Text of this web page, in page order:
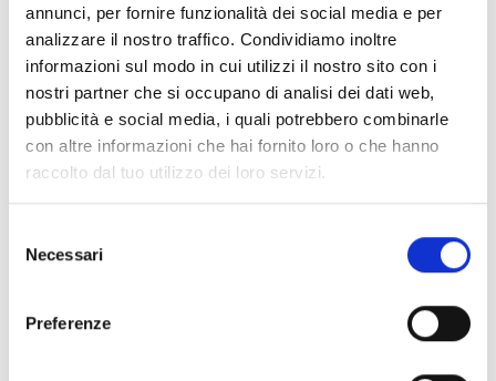
annunci, per fornire funzionalità dei social media e per
analizzare il nostro traffico. Condividiamo inoltre
informazioni sul modo in cui utilizzi il nostro sito con i
nostri partner che si occupano di analisi dei dati web,
pubblicità e social media, i quali potrebbero combinarle
con altre informazioni che hai fornito loro o che hanno
raccolto dal tuo utilizzo dei loro servizi.
delNecessari
Preferenze
UNICA
OJ
PORTA TELEFONO MOTO DOPPIO SISTEMA DI FISSAGGIO OJ HOLDER PLUS